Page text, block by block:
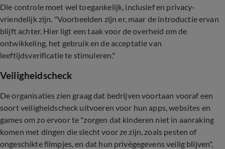
Die controle moet wel toegankelijk, inclusief en privacy-
vriendelijk zijn. "Voorbeelden zijn er, maar de introductie ervan
blijft achter. Hier ligt een taak voor de overheid om de
ontwikkeling, het gebruik en de acceptatie van
leeftijdsverificatie te stimuleren."
Veiligheidscheck
De organisaties zien graag dat bedrijven voortaan vooraf een
soort veiligheidscheck uitvoeren voor hun apps, websites en
games om zo ervoor te "zorgen dat kinderen niet in aanraking
komen met dingen die slecht voor ze zijn, zoals pesten of
ongeschikte filmpjes, en dat hun privégegevens veilig blijven",